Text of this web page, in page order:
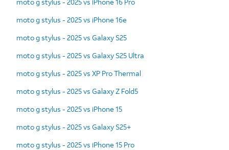
moto g stylus - 2025 vs iPhone 16e
moto g stylus - 2025 vs Galaxy S25
moto g stylus - 2025 vs Galaxy S25 Ultra
moto g stylus - 2025 vs XP Pro Thermal
moto g stylus - 2025 vs Galaxy Z Fold5
moto g stylus - 2025 vs iPhone 15
moto g stylus - 2025 vs Galaxy S25+
moto g stylus - 2025 vs iPhone 15 Pro